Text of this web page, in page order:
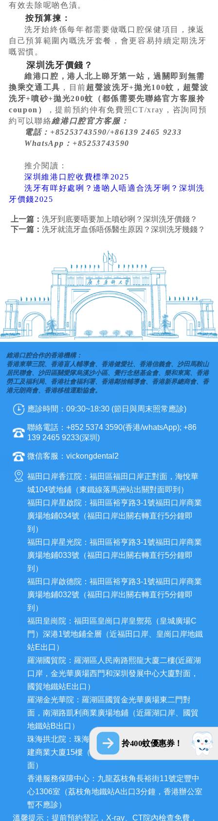
有效去除呢啲色漬。
按預算揀：
洗牙始終係每年都需要做嘅口腔保健項目，揀返
自己預算範圍內嘅洗牙套餐，會更容易持續定期洗牙
嘅習慣。
深圳洗牙價錢？
維港口腔，港人北上睇牙第一站，過關即到無需
換乘交通工具 ，目前超聲波洗牙+拋光100蚊，超聲波
洗牙+噴砂+拋光200蚊（都係需要先聯絡官方客服拎
coupon）
，提前預約仲有免費照CT/xray，咨詢同預
約可以聯絡維港口腔官方客服：
電話：+85253743590/+86139 2465 9233
WhatsApp：+85253743590
推介閱讀：
深圳維港口腔收費標準2025
洗牙有咩好處咧？邊啲人唔適合洗牙咧？深圳洗
牙價錢2025
上一篇：洗牙到底要唔要加上噴砂咧？深圳洗牙價錢？
下一篇：洗牙就流牙血係唔係醫生原因？深圳洗牙幾錢？
拎400蚊優惠券！
維港口腔合作的香港機構：
香港東華三院、香港盲人輔導會、香港健愛社、香港信義會、沙田馬鞍山
居民聯會、沙田區關愛隊烏溪沙小區、覺行念慈基金會、樂和東寓、香港
勞工及福利局、香港社會福利署、香港鄰捨輔導會、香港新界總商會、香
港元朗商會、香港移植運動協會。
應診時間：09:30~18:30 (節日與周末照常應診)
聯絡電話：+852 5374 3590(香港/whatsApp); +86
139 2465 9233(深圳)
微信客服：vickongdental2
福田口岸香江院：福田區福田口岸正對面，海悅華
城104號地鋪（東鐵線落馬洲站出關對面即到）
福田口岸星啟院：福田區裕亨路3-1號福田口岸商業
廣場地鋪034號（福田口岸出關右轉直行5分鐘即
到）
福田口岸星光院：福田區裕亨路3-1號福田口岸商業
廣場地鋪033號（福田口岸出關右轉直行5分鐘即
到）
福田口岸啟德院：福田區裕亨路3-1號福田口岸商業
廣場地鋪032號（福田口岸出關右轉直行5分鐘即
到）
福田皇崗院：福田區皇崗口岸皇禦苑（皇城廣場C
門）深港1號地鋪全層（近福田口岸、皇崗口岸地鐵
站E出口）
羅湖國貿院：羅湖區人民南路熙龍大廈二樓(近羅湖
口岸，金光華廣場西門和深圳發展中心大廈對面，
國貿地鐵站E出口）
羅湖金光華院：羅湖區國貿金光華廣場東二門對
面，南湖路凱利商業廣場地鋪（近羅湖口岸、國貿
地鐵站B出口）
珠海拱北院：珠海市香洲區拱北迎賓南路1155號中
建商業大廈15樓（近拱北口岸，迎賓百貨廣場對
面）
香港服務保障中心：九龍荔枝角長裕街11號定豐中
心1306室（荔枝角地鐵站A出口3分鐘，香港辦公室
暫不應診）
溫馨提示：提前預約登記，X-ray、CT院內檢查免費，